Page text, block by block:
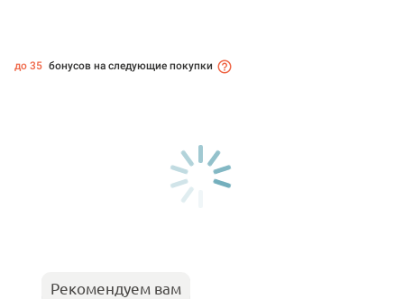
до 35 бонусов на следующие покупки
Рекомендуем вам